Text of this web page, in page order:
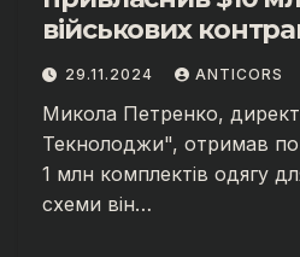
військових
29.11.2024 ANTICORS
Микола Петренко,
Текнолоджи", отримав
1 млн комплектів одягу
схеми він…